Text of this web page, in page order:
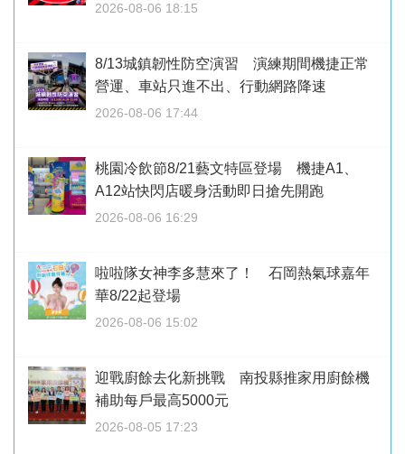
2026-08-06 18:15
8/13城鎮韌性防空演習 演練期間機捷正常
營運、車站只進不出、行動網路降速
2026-08-06 17:44
桃園冷飲節8/21藝文特區登場 機捷A1、
A12站快閃店暖身活動即日搶先開跑
2026-08-06 16:29
啦啦隊女神李多慧來了！ 石岡熱氣球嘉年
華8/22起登場
2026-08-06 15:02
迎戰廚餘去化新挑戰 南投縣推家用廚餘機
補助每戶最高5000元
2026-08-05 17:23